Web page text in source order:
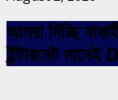
আমরা দিচ্ছি
ইন্টারনেট